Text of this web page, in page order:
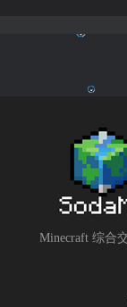
Minecraft 综合